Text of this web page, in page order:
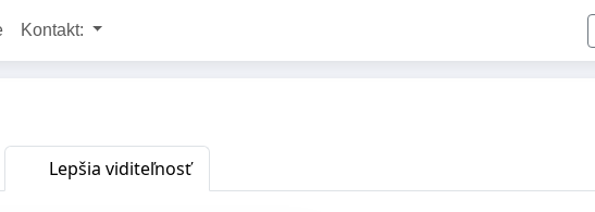
Kontakt:
Lepšia viditeľnosť